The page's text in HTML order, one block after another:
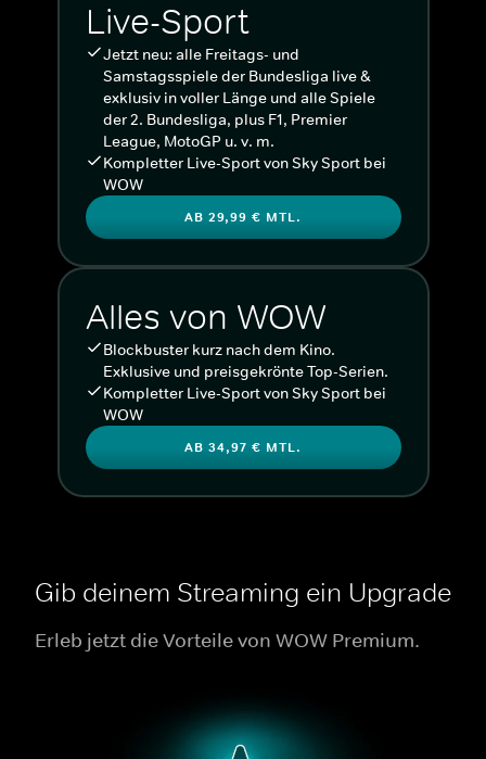
Live-Sport
Jetzt neu: alle Freitags- und
Samstagsspiele der Bundesliga live &
exklusiv in voller Länge und alle Spiele
der 2. Bundesliga, plus F1, Premier
League, MotoGP u. v. m.
Kompletter Live-Sport von Sky Sport bei
WOW
AB 29,99 € MTL.
Alles von WOW
Blockbuster kurz nach dem Kino.
Exklusive und preisgekrönte Top-Serien.
Kompletter Live-Sport von Sky Sport bei
WOW
AB 34,97 € MTL.
Gib deinem Streaming ein Upgrade
Erleb jetzt die Vorteile von WOW Premium.